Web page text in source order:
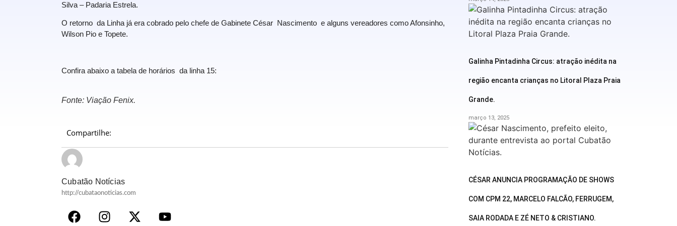
Silva – Padaria Estrela.
O retorno da Linha já era cobrado pelo chefe de Gabinete César Nascimento e alguns vereadores como Afonsinho,
Wilson Pio e Topete.
Confira abaixo a tabela de horários da linha 15:
Fonte: Viação Fenix.
Compartilhe:
Cubatão Notícias
http://cubataonoticias.com
Galinha Pintadinha Circus: atração inédita na
região encanta crianças no Litoral Plaza Praia
Grande.
março 13, 2025
CÉSAR ANUNCIA PROGRAMAÇÃO DE SHOWS
COM CPM 22, MARCELO FALCÃO, FERRUGEM,
SAIA RODADA E ZÉ NETO & CRISTIANO.